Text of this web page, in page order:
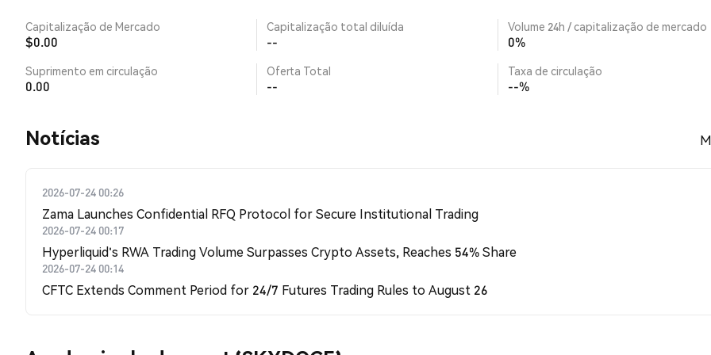
Capitalização de Mercado
$0.00
Capitalização total diluída
--
Volume 24h / capitalização de mercado
0%
Suprimento em circulação
0.00
Oferta Total
--
Taxa de circulação
--%
​​Notícias​​
2026-07-24 00:26
Zama Launches Confidential RFQ Protocol for Secure Institutional Trading
2026-07-24 00:17
Hyperliquid's RWA Trading Volume Surpasses Crypto Assets, Reaches 54% Share
2026-07-24 00:14
CFTC Extends Comment Period for 24/7 Futures Trading Rules to August 26